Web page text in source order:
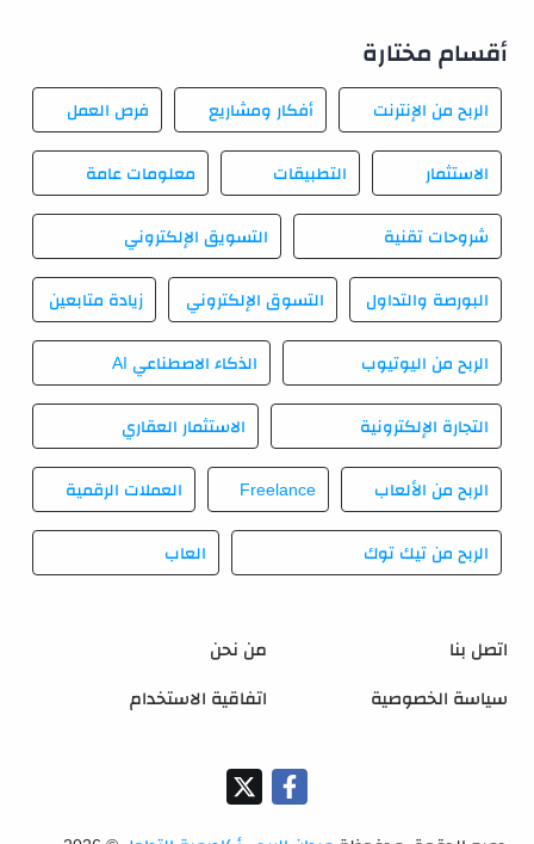
اتصل بنا من نحن
سياسة الخصوصية اتفاقية الاستخدام
أقسام مختارة
الربح من الإنترنت أفكار ومشاريع فرص العمل
الاستثمار التطبيقات معلومات عامة
شروحات تقنية التسويق الإلكتروني
البورصة والتداول التسوق الإلكتروني زيادة متابعين
الربح من اليوتيوب الذكاء الاصطناعي AI
التجارة الإلكترونية الاستثمار العقاري
الربح من الألعاب Freelance العملات الرقمية
الربح من تيك توك العاب